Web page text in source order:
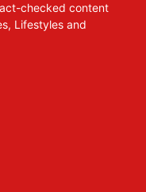
checked content
Lifestyles and